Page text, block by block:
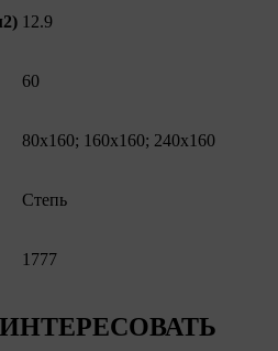
12.9
60
80х160; 160х160; 240х160
Степь
1777